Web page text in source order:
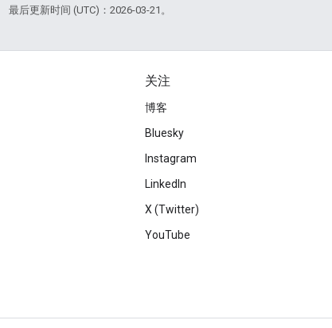
最后更新时间 (UTC)：2026-03-21。
关注
博客
Bluesky
Instagram
LinkedIn
X (Twitter)
YouTube